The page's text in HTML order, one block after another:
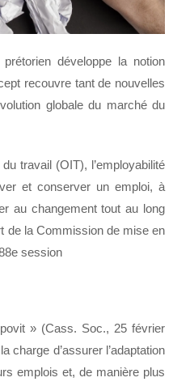
développe la notion
recouvre tant de nouvelles
globale du marché du
travail (OIT), l’employabilité
et conserver un emploi, à
au changement tout au long
de la Commission de mise en
session
» (Cass. Soc., 25 février
charge d’assurer l’adaptation
emplois et, de manière plus